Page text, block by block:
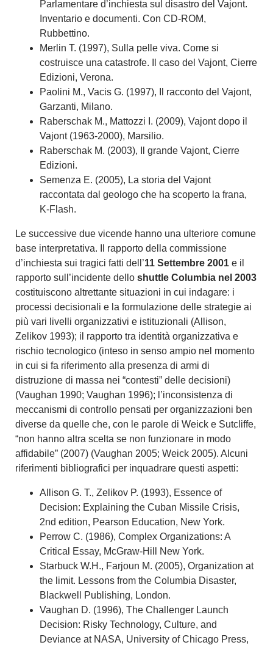
Parlamentare d’inchiesta sul disastro del Vajont.
Inventario e documenti. Con CD-ROM,
Rubbettino.
Merlin T. (1997), Sulla pelle viva. Come si
costruisce una catastrofe. Il caso del Vajont, Cierre
Edizioni, Verona.
Paolini M., Vacis G. (1997), Il racconto del Vajont,
Garzanti, Milano.
Raberschak M., Mattozzi I. (2009), Vajont dopo il
Vajont (1963-2000), Marsilio.
Raberschak M. (2003), Il grande Vajont, Cierre
Edizioni.
Semenza E. (2005), La storia del Vajont
raccontata dal geologo che ha scoperto la frana,
K-Flash.
Le successive due vicende hanno una ulteriore comune
base interpretativa. Il rapporto della commissione
d’inchiesta sui tragici fatti dell’11 Settembre 2001e il
rapporto sull’incidente dello shuttle Columbia nel 2003
costituiscono altrettante situazioni in cui indagare: i
processi decisionali e la formulazione delle strategie ai
più vari livelli organizzativi e istituzionali (Allison,
Zelikov 1993); il rapporto tra identità organizzativa e
rischio tecnologico (inteso in senso ampio nel momento
in cui si fa riferimento alla presenza di armi di
distruzione di massa nei “contesti” delle decisioni)
(Vaughan 1990; Vaughan 1996); l’inconsistenza di
meccanismi di controllo pensati per organizzazioni ben
diverse da quelle che, con le parole di Weick e Sutcliffe,
“non hanno altra scelta se non funzionare in modo
affidabile” (2007) (Vaughan 2005; Weick 2005). Alcuni
riferimenti bibliografici per inquadrare questi aspetti:
Allison G. T., Zelikov P. (1993), Essence of
Decision: Explaining the Cuban Missile Crisis,
2nd edition, Pearson Education, New York.
Perrow C. (1986), Complex Organizations: A
Critical Essay, McGraw-Hill New York.
Starbuck W.H., Farjoun M. (2005), Organization at
the limit. Lessons from the Columbia Disaster,
Blackwell Publishing, London.
Vaughan D. (1996), The Challenger Launch
Decision: Risky Technology, Culture, and
Deviance at NASA, University of Chicago Press,